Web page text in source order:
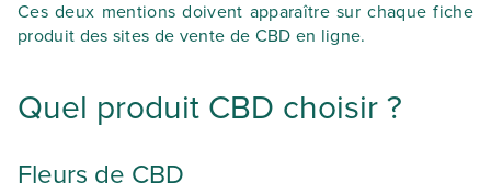
Ces deux mentions doivent apparaître sur chaque fiche
produit des sites de vente de CBD en ligne.
Quel produit CBD choisir ?
Fleurs de CBD